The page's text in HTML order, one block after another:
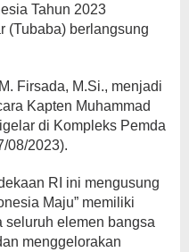
Tahun 2023
(Tubaba) berlangsung
Firsada, M.Si., menjadi
Kapten Muhammad
di Kompleks Pemda
08/2023).
RI ini mengusung
Maju” memiliki
seluruh elemen bangsa
menggelorakan